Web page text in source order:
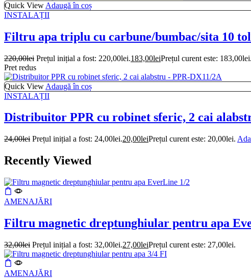
Quick View Adaugă în coș
INSTALAȚII
Filtru apa triplu cu carbune/bumbac/sita 10
220,00lei Prețul inițial a fost: 220,00lei.183,00leiPrețul curent este: 183,00lei.
Pret redus
Quick View Adaugă în coș
INSTALAȚII
Distribuitor PPR cu robinet sferic, 2 cai
24,00lei Prețul inițial a fost: 24,00lei.20,00leiPrețul curent este: 20,00lei.
Recently Viewed
AMENAJĂRI
Filtru magnetic dreptunghiular pentru apa
32,00lei Prețul inițial a fost: 32,00lei.27,00leiPrețul curent este: 27,00lei.
AMENAJĂRI